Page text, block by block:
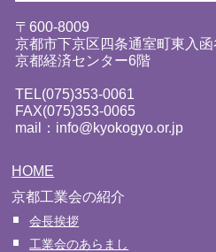
〒600-8009
京都市下京区四条通室町東入
京都経済センター6階
TEL(075)353-0061
FAX(075)353-0065
mail：info@kyokogyo.or.jp
HOME
京都工業会の紹介
会長挨拶
工業会のあらまし